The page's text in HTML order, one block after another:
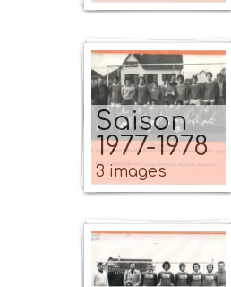
Saison
1977-1978
3 images